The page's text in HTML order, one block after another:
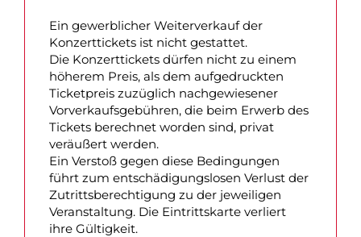
Ein gewerblicher Weiterverkauf der
Konzerttickets ist nicht gestattet.
Die Konzerttickets dürfen nicht zu einem
höherem Preis, als dem aufgedruckten
Ticketpreis zuzüglich nachgewiesener
Vorverkaufsgebühren, die beim Erwerb des
Tickets berechnet worden sind, privat
veräußert werden.
Ein Verstoß gegen diese Bedingungen
führt zum entschädigungslosen Verlust der
Zutrittsberechtigung zu der jeweiligen
Veranstaltung. Die Eintrittskarte verliert
ihre Gültigkeit.